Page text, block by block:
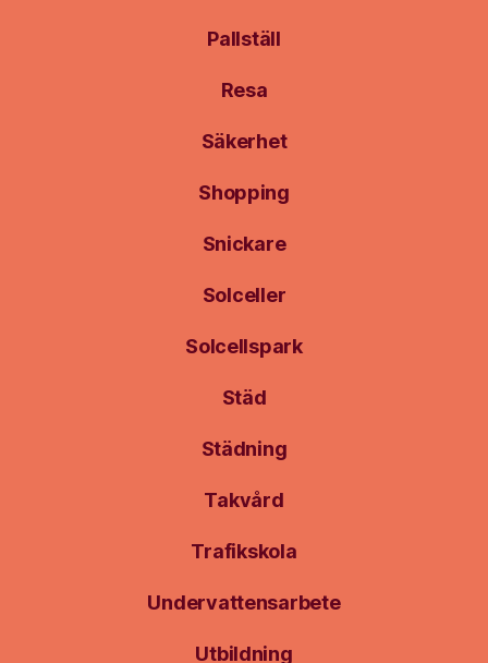
Pallställ
Resa
Säkerhet
Shopping
Snickare
Solceller
Solcellspark
Städ
Städning
Takvård
Trafikskola
Undervattensarbete
Utbildning